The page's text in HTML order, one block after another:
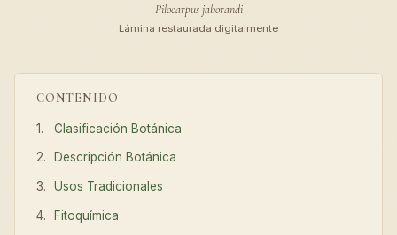
CONTENIDO
Clasificación Botánica
Descripción Botánica
Usos Tradicionales
Fitoquímica
Pilocarpus jaborandi
Lámina restaurada digitalmente